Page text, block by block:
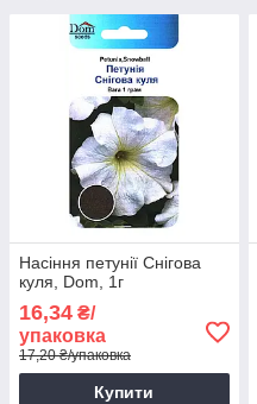
Насіння петунії Снігова
куля, Dom, 1г
16,34 ₴/
упаковка
17,20 ₴/упаковка
Купити